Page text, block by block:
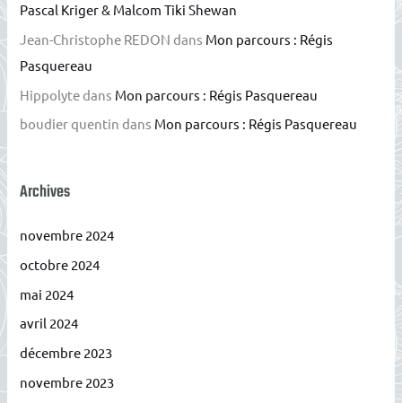
Pascal Kriger & Malcom Tiki Shewan
Jean-Christophe REDON dans Mon parcours : Régis
Pasquereau
Hippolytedans Mon parcours : Régis Pasquereau
boudier quentin dans Mon parcours : Régis Pasquereau
Archives
novembre 2024
octobre 2024
mai 2024
avril 2024
décembre 2023
novembre 2023